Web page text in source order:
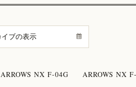
ARROWS NX F-04G
ARROWS NX